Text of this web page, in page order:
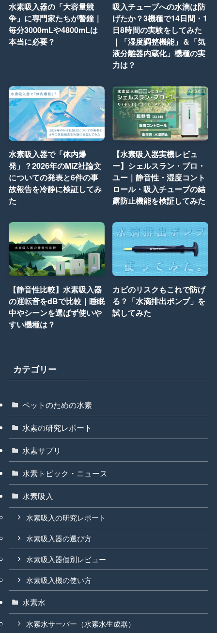
水素吸入器の「大容量競
争」に専門家たちが警鐘｜
毎分3000mLや4800mLは
本当に必要？
吸入チューブへの水滴は防
げたか？3機種で14日間・1
日8時間の実験をしてみた
｜「湿度調整機能」＆「気
液分離器内蔵化」機種の実
力は？
水素吸入器で「体内爆
発」？2026年のMiZ社論文
についての発表と6件の事
故報告を冷静に検証してみ
た
【水素吸入器実機レビュ
ー】シェルスラン・プロ・
ユー｜静音性・湿度コント
ロール・吸入チューブの結
露防止機能を検証してみた
【静音性比較】水素吸入器
の運転音をdBで比較｜睡眠
中やシーンを選ばず使いや
すい機種は？
カビのリスクもこれで防げ
る？「水滴排出ポンプ」を
試してみた
カテゴリー
ペットのための水素
水素の研究レポート
水素サプリ
水素トピック・ニュース
水素吸入
水素吸入の研究レポート
水素吸入器の選び方
水素吸入器個別レビュー
水素吸入機の使い方
水素水
水素水サーバー（水素水生成器）